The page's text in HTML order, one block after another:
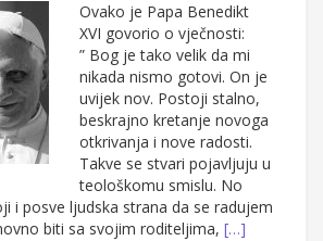
Ovako je Papa Benedikt
XVI govorio o vječnosti:
” Bog je tako velik da mi
nikada nismo gotovi. On je
uvijek nov. Postoji stalno,
beskrajno kretanje novoga
otkrivanja i nove radosti.
Takve se stvari pojavljuju u
teološkomu smislu. No
i posve ljudska strana da se radujem
biti sa svojim roditeljima, […]